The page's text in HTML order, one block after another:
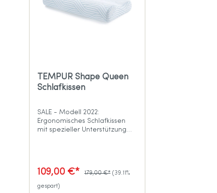
TEMPUR Shape Queen
Schlafkissen
SALE - Modell 2022:
Ergonomisches Schlafkissen
mit spezieller Unterstützung
109,00 €* 179,00 €* (39.11%
gespart)